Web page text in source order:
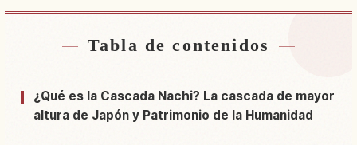
Buscar alojamiento cerca de Cascada Nachi
Buscar experiencias en Cascada Nachi↗
Tabla de contenidos
¿Qué es la Cascada Nachi? La cascada de mayor
altura de Japón y Patrimonio de la Humanidad